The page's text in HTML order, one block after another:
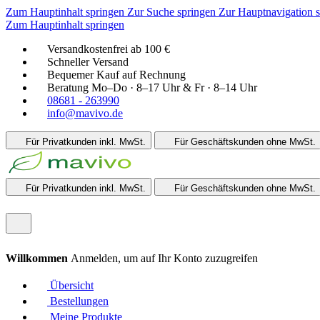
Zum Hauptinhalt springen Zur Suche springen Zur Hauptnavigation
Zum Hauptinhalt springen
Versandkostenfrei ab 100 €
Schneller Versand
Bequemer Kauf auf Rechnung
Beratung Mo–Do · 8–17 Uhr & Fr · 8–14 Uhr
08681 - 263990
info@mavivo.de
Für Privatkunden inkl. MwSt. Für Geschäftskunden ohne MwSt.
Für Privatkunden inkl. MwSt. Für Geschäftskunden ohne MwSt.
Willkommen Anmelden, um auf Ihr Konto zuzugreifen
Übersicht
Bestellungen
Meine Produkte